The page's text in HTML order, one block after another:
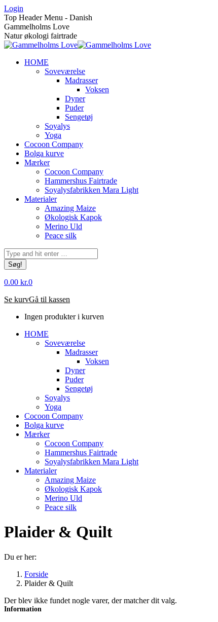
Skip
to
content
Login
Top Header Menu - Danish
Gammelholms Love
Natur økologi fairtrade
HOME
Soveværelse
Madrasser
Voksen
Dyner
Puder
Sengetøj
Soyalys
Yoga
Cocoon Company
Bolga kurve
Mærker
Cocoon Company
Hammershus Fairtrade
Soyalysfabrikken Mara Light
Materialer
Amazing Maize
Økologisk Kapok
Merino Uld
Peace silk
Søg:
0.00 kr.0
Se kurvGå til kassen
Ingen produkter i kurven
HOME
Soveværelse
Madrasser
Voksen
Dyner
Puder
Sengetøj
Soyalys
Yoga
Cocoon Company
Bolga kurve
Mærker
Cocoon Company
Hammershus Fairtrade
Soyalysfabrikken Mara Light
Materialer
Amazing Maize
Økologisk Kapok
Merino Uld
Peace silk
Plaider & Quilt
Du er her:
Forside
Plaider & Quilt
Der blev ikke fundet nogle varer, der matcher dit valg.
Information